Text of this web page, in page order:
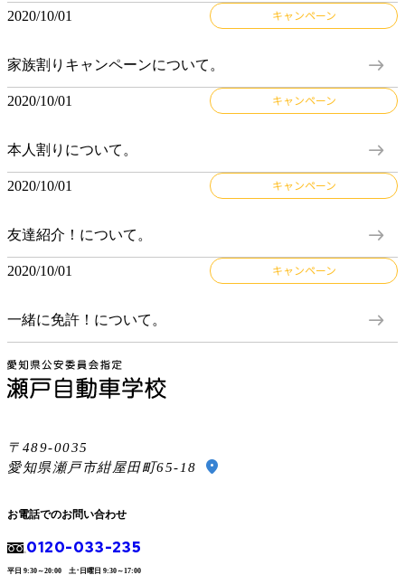
2020/10/01 キャンペーン
家族割りキャンペーンについて。 east
2020/10/01 キャンペーン
本人割りについて。 east
2020/10/01 キャンペーン
友達紹介！について。 east
2020/10/01 キャンペーン
一緒に免許！について。 east
489-0035
愛知県瀬戸市紺屋田町65-18
location_on
お電話でのお問い合わせ
0120-033-235
平日 9:30～20:00 土･日曜日 9:30～17:00